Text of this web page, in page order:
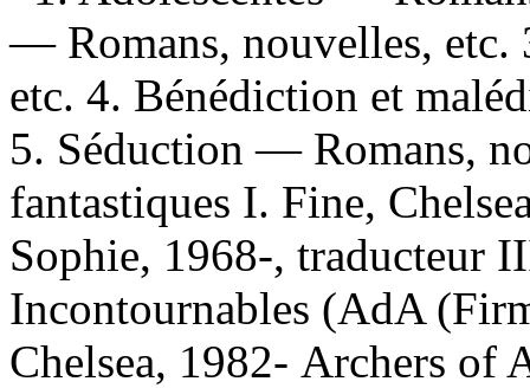
— Romans, nouvelles, etc.
etc. 4. Bénédiction et
5. Séduction — Romans,
fantastiques I. Fine,
Sophie, 1968-, traducteur
Incontournables (AdA
Chelsea, 1982- Archers of